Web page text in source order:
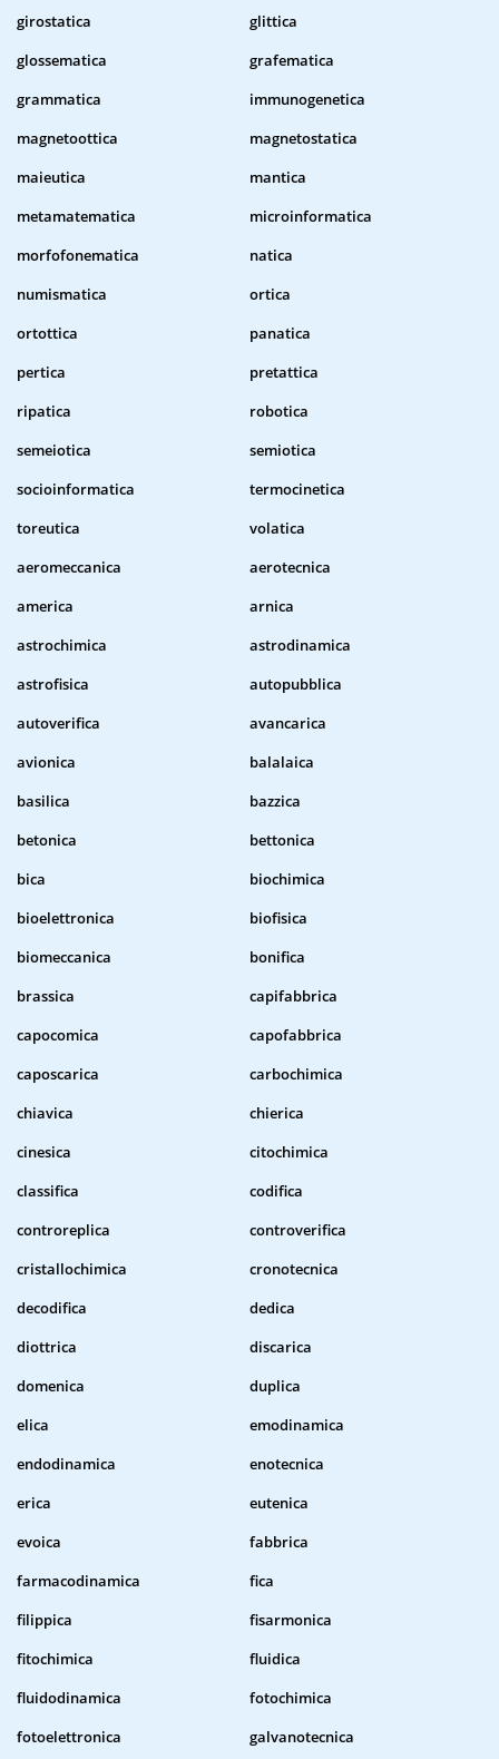
girostatica
glittica
glossematica
grafematica
grammatica
immunogenetica
magnetoottica
magnetostatica
maieutica
mantica
metamatematica
microinformatica
morfofonematica
natica
numismatica
ortica
ortottica
panatica
pertica
pretattica
ripatica
robotica
semeiotica
semiotica
socioinformatica
termocinetica
toreutica
volatica
aeromeccanica
aerotecnica
america
arnica
astrochimica
astrodinamica
astrofisica
autopubblica
autoverifica
avancarica
avionica
balalaica
basilica
bazzica
betonica
bettonica
bica
biochimica
bioelettronica
biofisica
biomeccanica
bonifica
brassica
capifabbrica
capocomica
capofabbrica
caposcarica
carbochimica
chiavica
chierica
cinesica
citochimica
classifica
codifica
controreplica
controverifica
cristallochimica
cronotecnica
decodifica
dedica
diottrica
discarica
domenica
duplica
elica
emodinamica
endodinamica
enotecnica
erica
eutenica
evoica
fabbrica
farmacodinamica
fica
filippica
fisarmonica
fitochimica
fluidica
fluidodinamica
fotochimica
fotoelettronica
galvanotecnica